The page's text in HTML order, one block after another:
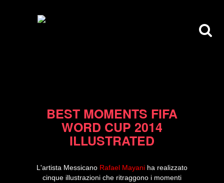
BEST MOMENTS FIFA
WORD CUP 2014
ILLUSTRATED
L'artista Messicano Rafael Mayani ha realizzato
cinque illustrazioni che ritraggono i momenti